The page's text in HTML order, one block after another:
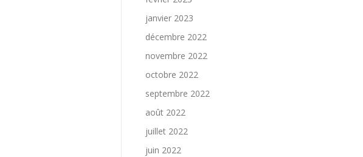
janvier 2023
décembre 2022
novembre 2022
octobre 2022
septembre 2022
août 2022
juillet 2022
juin 2022